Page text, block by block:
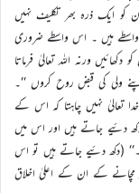
کو ایک ذرہ بھر تکلیف نہیں
واسطے ہیں ۔ اس واسطے ضروری
ورنہ اللہ تعالیٰ فرماتا
ولی کی قبض روح کروں ‘‘۔
تعالیٰ نہیں چاہتا کہ اس کے
دئیے جاتے ہیں اور اس میں
(دکھ دئیے جاتے ہیں تو اس
کے ان کے اعلیٰ اخلاق